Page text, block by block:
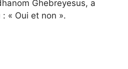
Ghebreyesus, a
« Oui et non ».